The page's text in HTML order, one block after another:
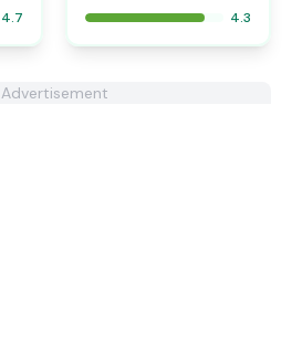
4.7 4.3
Advertisement